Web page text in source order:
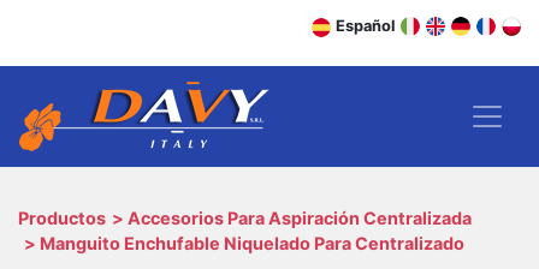
Español
Productos
Accesorios Para Aspiración Centralizada
Manguito Enchufable Niquelado Para Centralizado